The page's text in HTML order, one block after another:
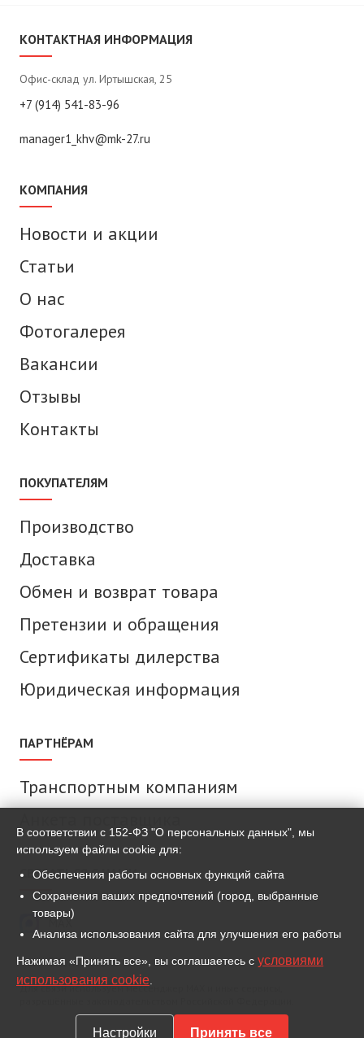
КОНТАКТНАЯ ИНФОРМАЦИЯ
Офис-склад ул. Иртышская, 25
+7 (914) 541-83-96
manager1_khv@mk-27.ru
КОМПАНИЯ
Новости и акции
Статьи
О нас
Фотогалерея
Вакансии
Отзывы
Контакты
ПОКУПАТЕЛЯМ
Производство
Доставка
Обмен и возврат товара
Претензии и обращения
Сертификаты дилерства
Юридическая информация
ПАРТНЁРАМ
Транспортным компаниям
СВЯЗАТЬСЯ С НАМИ
MAX
ВКонтакте
Для связи используем мессенджер MAX и иные сервисы,
В соответствии с 152-ФЗ "О персональных данных", мы
используем файлы cookie для:
Обеспечения работы основных функций сайта
Сохранения ваших предпочтений (город, выбранные
товары)
Анализа использования сайта для улучшения его работы
Нажимая «Принять все», вы соглашаетесь с условиями
использования cookie
Настройки Принять все